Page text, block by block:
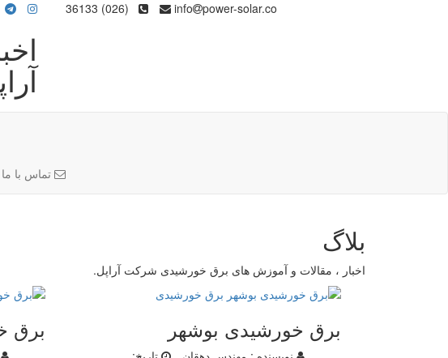
info power-solar.co
(026) 36133
تماس با ما
بلاگ
اخبار ، مقالات و آموزش های برق خورشیدی شرکت آراپل.
برق برق خورشیدی بوشهر